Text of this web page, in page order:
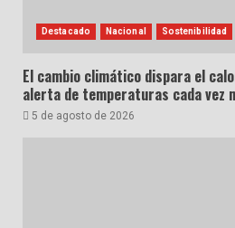
Destacado Nacional Sostenibilidad
El cambio climático dispara el
alerta de temperaturas cada vez
5 de agosto de 2026